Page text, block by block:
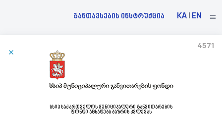
განთავსების ინსტრუქცია KA| EN
Სსიპ Საგანმანათლებლო Და Სამეცნიერო Ინფრასტრუქტურის Განვითარების Სააგენტო
79800000 - ბეჭდვა და მასთან დაკავშირებული მომსახურებები.
29/03/2023
სსიპ საქართველოს მუნიციპალური განვითარების
ფონდი აცხადებს ბაზრის კვლევას
4571